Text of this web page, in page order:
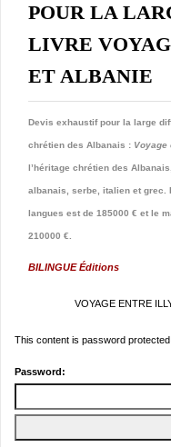
POUR LA
LIVRE
ET ALBANIE
Devis exhaustif pour la large
chrétien des Albanais : Voyage
l’héritage chrétien des
albanais, serbe, italien et grec.
langues est de 185000 € et le
210000 €.
BILINGUE Éditions
VOYAGE ENTRE
This content is password
Password: